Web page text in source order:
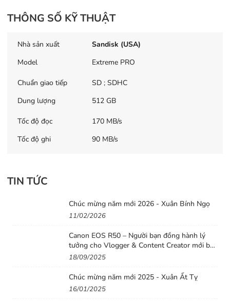
UHS Speed 3 (U3), thẻ nhớ
UHS-I Speed Class 3 cho phép
bạn quay phim 4K UHD và video
khung hình nào. Cực kỳ lý tưởng
cho các chuyên gia nhiếp ảnh
chuyên nghiệp.
THÔNG SỐ KỸ THUẬT
Nhà sản xuất
Sandisk (USA)
Model
Extreme PRO
Chuẩn giao tiếp
SD ; SDHC
Dung lượng
512 GB
Tốc độ đọc
170 MB/s
Tốc độ ghi
90 MB/s
TIN TỨC
Chúc mừng năm mới 2026 - Xuân Bính Ngọ
11/02/2026
Canon EOS R50 – Người bạn đồng hành lý
tưởng cho Vlogger & Content Creator mới bắt
đầu
18/09/2025
Chúc mừng năm mới 2025 - Xuân Ất Tỵ
16/01/2025